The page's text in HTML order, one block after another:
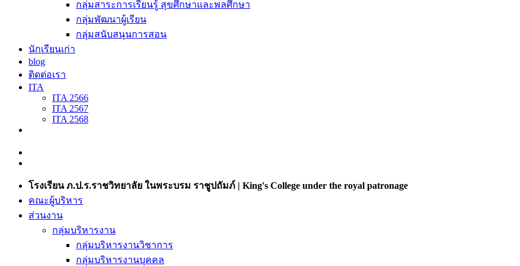
กลุ่มสาระการเรียนรู้ สุขศึกษาและพลศึกษา
กลุ่มพัฒนาผู้เรียน
กลุ่มสนับสนุนการสอน
นักเรียนเก่า
blog
ติดต่อเรา
ITA
ITA 2566
ITA 2567
ITA 2568
โรงเรียน ภ.ป.ร.ราชวิทยาลัย ในพระบรม ราชูปถัมภ์ | King's College under the royal patronage
คณะผู้บริหาร
ส่วนงาน
กลุ่มบริหารงาน
กลุ่มบริหารงานวิชาการ
กลุ่มบริหารงานบุคคล